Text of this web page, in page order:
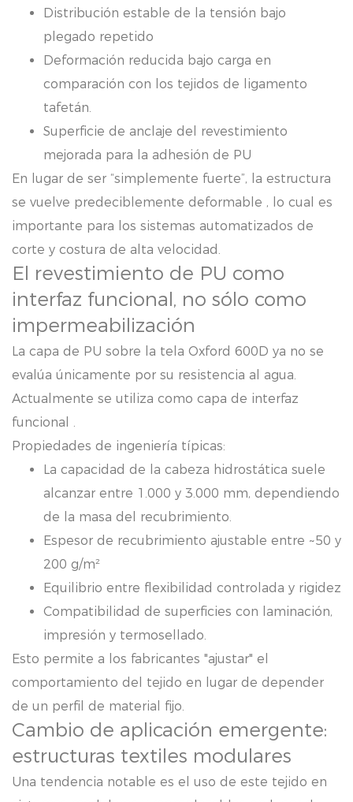
Distribución estable de la tensión bajo
plegado repetido
Deformación reducida bajo carga en
comparación con los tejidos de ligamento
tafetán.
Superficie de anclaje del revestimiento
mejorada para la adhesión de PU
En lugar de ser “simplemente fuerte”, la estructura
se vuelve predeciblemente deformable , lo cual es
importante para los sistemas automatizados de
corte y costura de alta velocidad.
El revestimiento de PU como
interfaz funcional, no sólo como
impermeabilización
La capa de PU sobre la tela Oxford 600D ya no se
evalúa únicamente por su resistencia al agua.
Actualmente se utiliza como capa de interfaz
funcional
Propiedades de ingeniería típicas:
La capacidad de la cabeza hidrostática suele
alcanzar entre 1.000 y 3.000 mm, dependiendo
de la masa del recubrimiento.
Espesor de recubrimiento ajustable entre ~50 y
200 g/m²
Equilibrio entre flexibilidad controlada y rigidez
Compatibilidad de superficies con laminación,
impresión y termosellado.
Esto permite a los fabricantes "ajustar" el
comportamiento del tejido en lugar de depender
de un perfil de material fijo.
Cambio de aplicación emergente:
estructuras textiles modulares
Una tendencia notable es el uso de este tejido en